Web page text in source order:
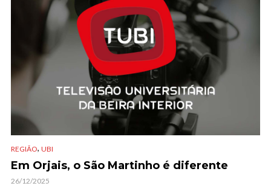
REGIÃO, UBI
Em Orjais, o São Martinho é diferente
26/12/2025